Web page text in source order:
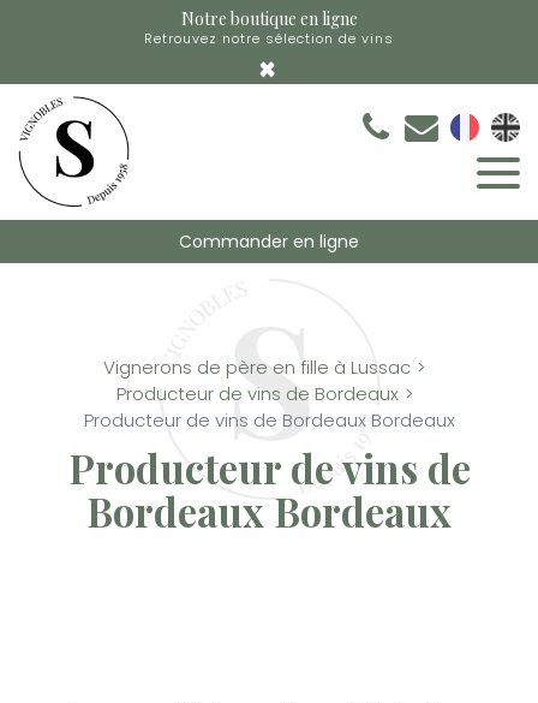
Notre boutique en ligne
Retrouvez notre sélection de vins
×
Commander en ligne
Vignerons de père en fille à Lussac
Producteur de vins de Bordeaux
Producteur de vins de Bordeaux Bordeaux
Producteur de vins de
Bordeaux Bordeaux
Panneau de gestion des cookies